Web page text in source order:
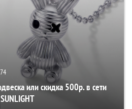
74
или скидка 500р. в сети